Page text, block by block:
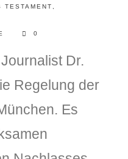
TESTAMENT
0
Dr.
Regelung der
Es